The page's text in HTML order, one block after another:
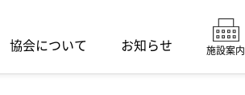
協会について お知らせ 施設案内